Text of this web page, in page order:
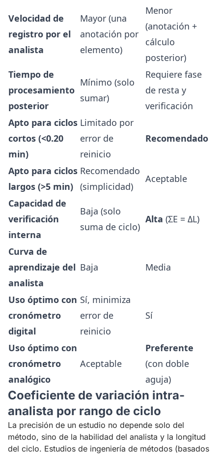
Velocidad de
registro por el
analista
Mayor (una
anotación por
elemento)
Menor
(anotación +
cálculo
posterior)
Tiempo de
procesamiento
posterior
Mínimo (solo
sumar)
Requiere fase
de resta y
verificación
Apto para ciclos
cortos (<0.20
min)
Limitado por
error de
reinicio
Recomendado
Apto para ciclos
largos (>5 min)
Recomendado
(simplicidad)
Aceptable
Capacidad de
verificación
interna
Baja (solo
suma de ciclo)
Alta (ΣE = ΔL)
Curva de
aprendizaje del
analista
Baja Media
Uso óptimo con
cronómetro
digital
Sí, minimiza
error de
reinicio
Sí
Uso óptimo con
cronómetro
analógico
Aceptable
Preferente
(con doble
aguja)
Coeficiente de variación intra-
analista por rango de ciclo
La precisión de un estudio no depende solo del
método, sino de la habilidad del analista y la longitud
del ciclo. Estudios de ingeniería de métodos (basados